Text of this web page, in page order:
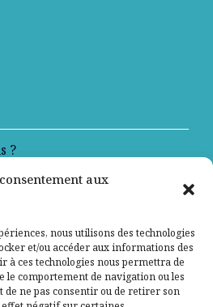
aux
nous utilisons des technologies
et/ou accéder aux informations des
à ces technologies nous permettra de
le comportement de navigation ou les
de ne pas consentir ou de retirer son
?